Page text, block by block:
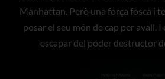
Manhattan. Però una força fosca i
posar el seu món de cap per avall.
escapar del poder destructor